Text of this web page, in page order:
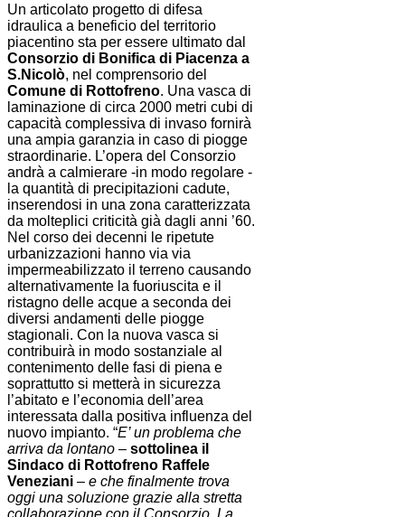
Un articolato progetto di difesa
idraulica a beneficio del territorio
piacentino sta per essere ultimato dal
Consorzio di Bonifica di Piacenza a
S.Nicolò, nel comprensorio del
Comune di Rottofreno. Una vasca di
laminazione di circa 2000 metri cubi di
capacità complessiva di invaso fornirà
una ampia garanzia in caso di piogge
straordinarie. L’opera del Consorzio
andrà a calmierare -in modo regolare -
la quantità di precipitazioni cadute,
inserendosi in una zona caratterizzata
da molteplici criticità già dagli anni ’60.
Nel corso dei decenni le ripetute
urbanizzazioni hanno via via
impermeabilizzato il terreno causando
alternativamente la fuoriuscita e il
ristagno delle acque a seconda dei
diversi andamenti delle piogge
stagionali. Con la nuova vasca si
contribuirà in modo sostanziale al
contenimento delle fasi di piena e
soprattutto si metterà in sicurezza
l’abitato e l’economia dell’area
interessata dalla positiva influenza del
nuovo impianto. “E’ un problema che
arriva da lontano – sottolinea il
Sindaco di Rottofreno Raffele
Veneziani – e che finalmente trova
oggi una soluzione grazie alla stretta
collaborazione con il Consorzio. La